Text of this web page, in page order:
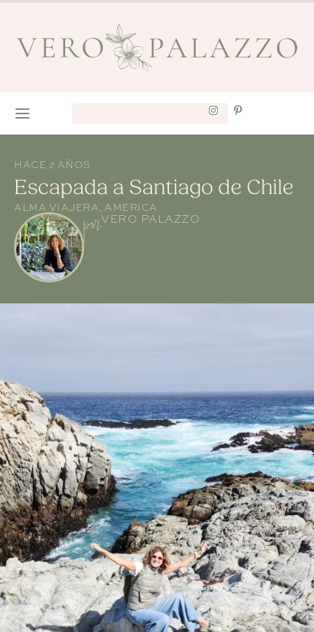
HACE 2 AÑOS
Escapada a Santiago de Chile
ALMA VIAJERA AMERICA
porVERO PALAZZO